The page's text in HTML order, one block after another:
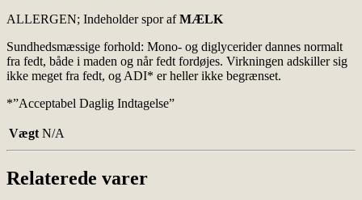
ALLERGEN; Indeholder spor afMÆLK
Sundhedsmæssige forhold: Mono- og diglycerider dannes normalt
fra fedt, både i maden og når fedt fordøjes. Virkningen adskiller sig
ikke meget fra fedt, og ADI* er heller ikke begrænset.
*”Acceptabel Daglig Indtagelse”
Vægt N/A
Relaterede varer